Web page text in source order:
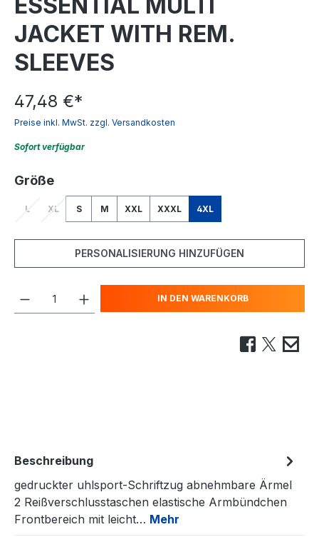
JACKET WITH REM.
SLEEVES
47,48 €*
Preise inkl. MwSt. zzgl. Versandkosten
Sofort verfügbar
Größeauswählen
L(Diese Option ist zurzeit nicht verfügbar.)
XL(Diese Option ist zurzeit nicht verfügbar.)
S M XXL XXXL 4XL
PERSONALISIERUNG HINZUFÜGEN
IN DEN WARENKORB
Beschreibung
gedruckter uhlsport-Schriftzug abnehmbare Ärmel
2 Reißverschlusstaschen elastische Armbündchen
Frontbereich mit leicht… Mehr